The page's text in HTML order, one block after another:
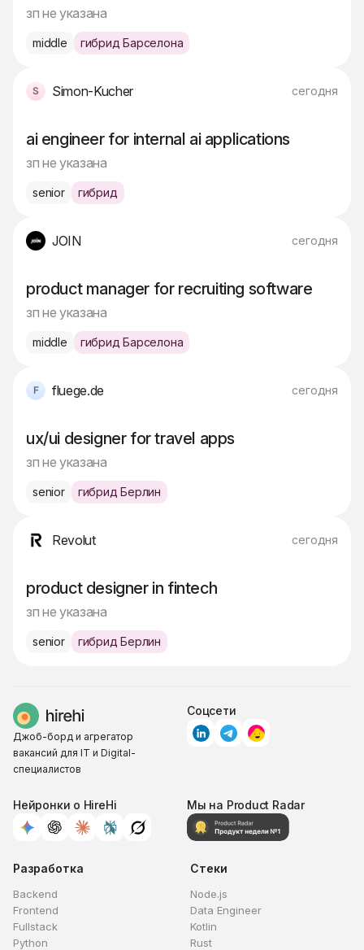
зп не указана
middle гибрид Барселона
Simon-Kucher сегодня
ai engineer for internal ai applications
зп не указана
senior гибрид
JOIN сегодня
product manager for recruiting software
зп не указана
middle гибрид Барселона
fluege.de сегодня
ux/ui designer for travel apps
зп не указана
senior гибрид Берлин
Revolut сегодня
product designer in fintech
зп не указана
senior гибрид Берлин
Джоб-борд и агрегатор
вакансий для IT и Digital-
специалистов
Соцсети
Нейронки о HireHi Мы на Product Radar
Разработка
Backend
Frontend
Fullstack
Python
Стеки
Node.js
Data Engineer
Kotlin
Rust